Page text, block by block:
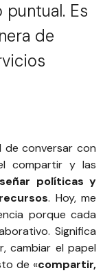
Es
de
de conversar con
compartir y las
políticas y
. Hoy, me
porque cada
Significa
cambiar el papel
de «compartir,